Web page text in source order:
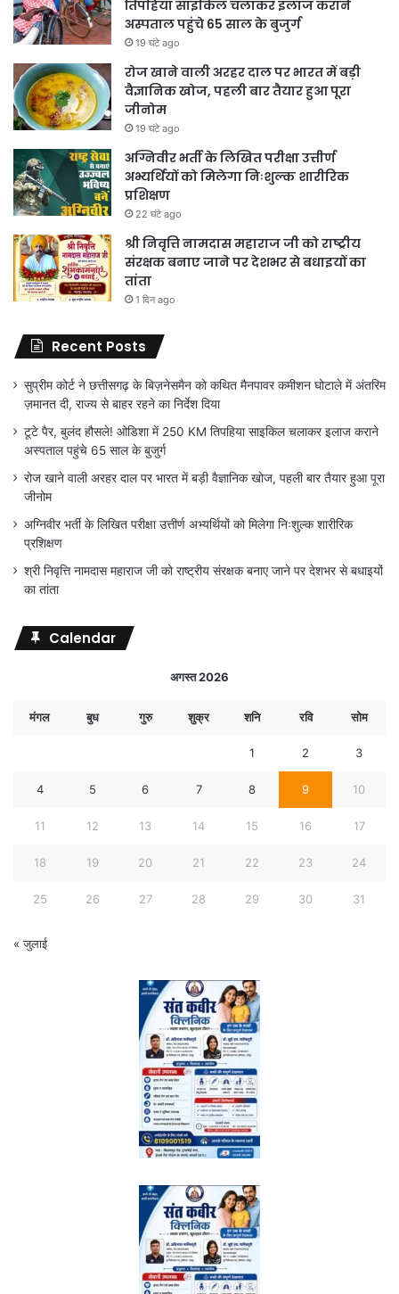
तिपहिया साइकिल चलाकर इलाज कराने
अस्पताल पहुंचे 65 साल के बुजुर्ग
19 घंटे ago
रोज खाने वाली अरहर दाल पर भारत में बड़ी
वैज्ञानिक खोज, पहली बार तैयार हुआ पूरा
जीनोम
19 घंटे ago
अग्निवीर भर्ती के लिखित परीक्षा उत्तीर्ण
अभ्यर्थियों को मिलेगा निःशुल्क शारीरिक
प्रशिक्षण
22 घंटे ago
श्री निवृत्ति नामदास महाराज जी को राष्ट्रीय
संरक्षक बनाए जाने पर देशभर से बधाइयों का
तांता
1 दिन ago
Recent Posts
सुप्रीम कोर्ट ने छत्तीसगढ़ के बिज़नेसमैन को कथित मैनपावर कमीशन घोटाले में अंतरिम
ज़मानत दी, राज्य से बाहर रहने का निर्देश दिया
टूटे पैर, बुलंद हौसले! ओडिशा में 250 KM तिपहिया साइकिल चलाकर इलाज कराने
अस्पताल पहुंचे 65 साल के बुजुर्ग
रोज खाने वाली अरहर दाल पर भारत में बड़ी वैज्ञानिक खोज, पहली बार तैयार हुआ पूरा
जीनोम
अग्निवीर भर्ती के लिखित परीक्षा उत्तीर्ण अभ्यर्थियों को मिलेगा निःशुल्क शारीरिक
प्रशिक्षण
श्री निवृत्ति नामदास महाराज जी को राष्ट्रीय संरक्षक बनाए जाने पर देशभर से बधाइयों
का तांता
Calendar
अगस्त 2026
मंगल बुध गुरु शुक्र शनि रवि सोम
1 2 3
4 5 6 7 8 9 10
11 12 13 14 15 16 17
18 19 20 21 22 23 24
25 26 27 28 29 30 31
« जुलाई